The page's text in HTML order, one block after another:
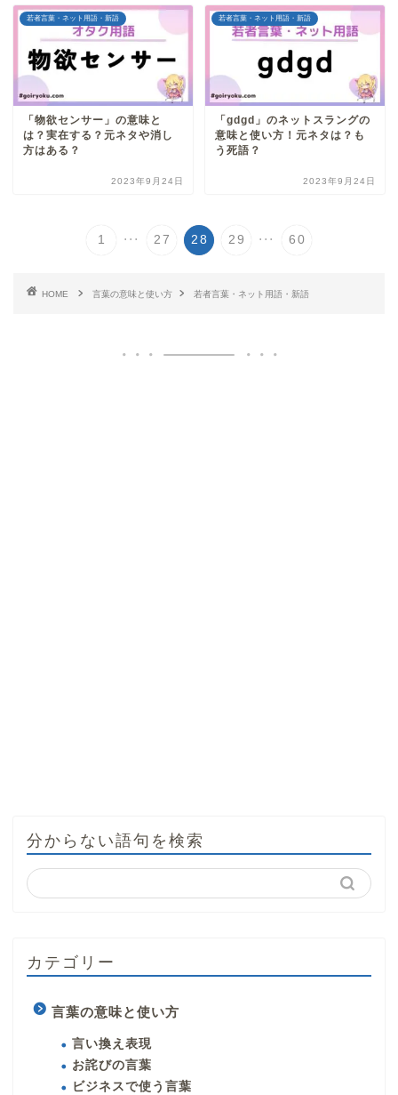
若者言葉・ネット用語・新語
「物欲センサー」の意味と
は？実在する？元ネタや消し
方はある？
2023年9月24日
若者言葉・ネット用語・新語
「gdgd」のネットスラングの
意味と使い方！元ネタは？も
う死語？
2023年9月24日
1 ... 27 28 29 ... 60
HOME 言葉の意味と使い方 若者言葉・ネット用語・新語
分からない語句を検索
カテゴリー
言葉の意味と使い方
言い換え表現
お詫びの言葉
ビジネスで使う言葉